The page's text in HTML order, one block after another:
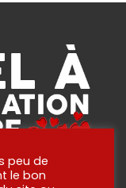
peu de
le bon